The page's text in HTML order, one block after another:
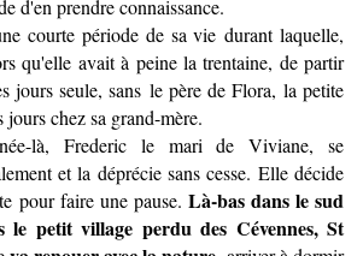
d'en prendre connaissance.
courte période de sa vie durant laquelle,
qu'elle avait à peine la trentaine, de partir
jours seule, sans le père de Flora, la petite
chez sa grand-mère.
là, Frederic le mari de Viviane, se
et la déprécie sans cesse. Elle décide
pour faire une pause. Là-bas dans le sud
le petit village perdu des Cévennes, St